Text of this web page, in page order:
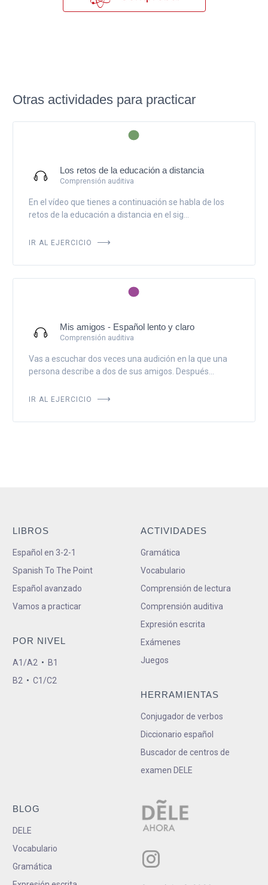
Otras actividades para practicar
Los retos de la educación a distancia
Comprensión auditiva
En el vídeo que tienes a continuación se habla de los
retos de la educación a distancia en el sig...
IR AL EJERCICIO
Mis amigos - Español lento y claro
Comprensión auditiva
Vas a escuchar dos veces una audición en la que una
persona describe a dos de sus amigos. Después...
IR AL EJERCICIO
LIBROS
Español en 3-2-1
Spanish To The Point
Español avanzado
Vamos a practicar
POR NIVEL
A1/A2 • B1
B2 • C1/C2
ACTIVIDADES
Gramática
Vocabulario
Comprensión de lectura
Comprensión auditiva
Expresión escrita
Exámenes
Juegos
HERRAMIENTAS
Conjugador de verbos
Diccionario español
Buscador de centros de
examen DELE
BLOG
DELE
Vocabulario
Gramática